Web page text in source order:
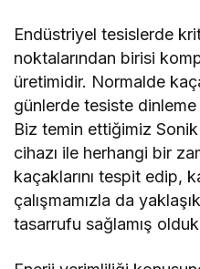
Endüstriyel tesislerde
noktalarından birisi
üretimidir. Normalde
günlerde tesiste
Biz temin ettiğimiz
cihazı ile herhangi bir
kaçaklarını tespit edip,
çalışmamızla da
tasarrufu sağlamış